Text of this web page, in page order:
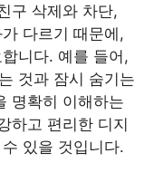
구 삭제와 차단,
다르기 때문에,
니다. 예를 들어,
것과 잠시 숨기는
명확히 이해하는
하고 편리한 디지
있을 것입니다.